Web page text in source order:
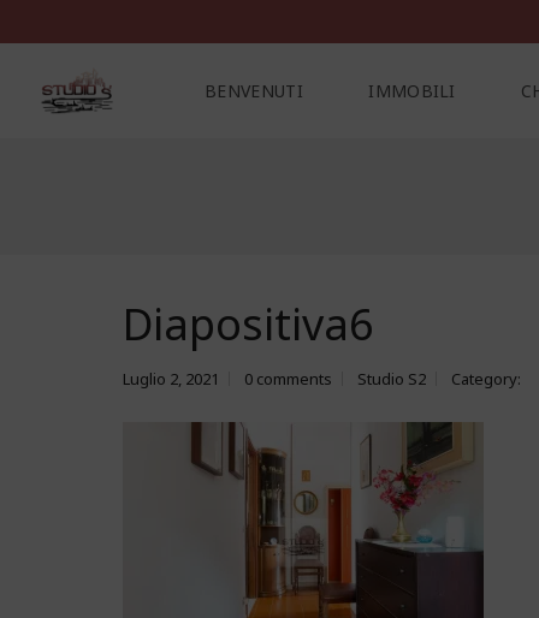
BENVENUTI IMMOBILI
Diapositiva6
Luglio 2, 2021 0 comments Studio S2 Category: